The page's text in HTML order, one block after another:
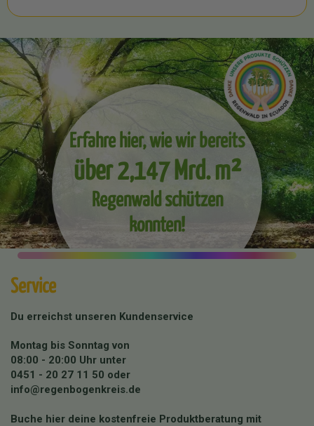
Erfahre hier, wie wir bereits
über 2,147 Mrd. m²
Regenwald schützen
konnten!
Service
Du erreichst unseren Kundenservice
Montag bis Sonntag von
08:00 - 20:00 Uhr unter
0451 - 20 27 11 50 oder
info@regenbogenkreis.de
Buche hier deine kostenfreie Produktberatung mit